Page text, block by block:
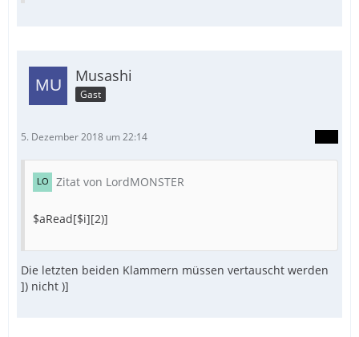
Musashi
Gast
5. Dezember 2018 um 22:14
Zitat von LordMONSTER
$aRead[$i][2)]
Die letzten beiden Klammern müssen vertauscht werden
]) nicht )]